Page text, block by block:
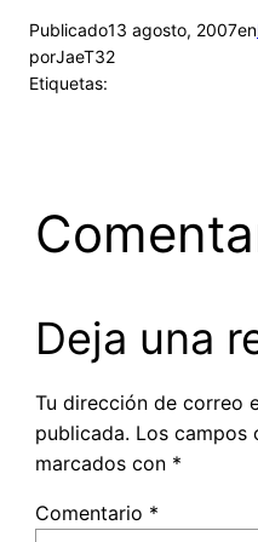
Publicado13 agosto, 2007en
porJaeT32
Etiquetas:
Deja una
Tu dirección de correo
publicada. Los campos
marcados con *
Comentario *